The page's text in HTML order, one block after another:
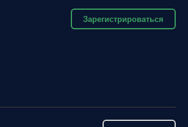
Зарегистрироваться